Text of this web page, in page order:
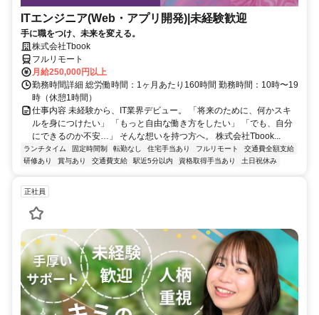
ITエンジニア(Web・アプリ開発)|未経験歓迎
手に職をつけ、未来を変える。
株式会社Tbook
フルリモート
月給250,000円以上
勤務時間詳細 総労働時間：1ヶ月あたり160時間 勤務時間：10時〜19
時（休憩1時間）
仕事内容 未経験から、IT業界デビュー。 「将来のために、何かスキ
ルを身につけたい」 「もっと自由な働き方をしたい」 「でも、自分
にできるのか不安…」 そんな想いを持つ方へ。 株式会社Tbook...
ランチタイム 固定時間制 転勤なし 住宅手当あり フルリモート
交通費全額支給
研修あり
賞与あり 交通費支給 駅近5分以内 資格取得手当あり 土日祝休み
正社員